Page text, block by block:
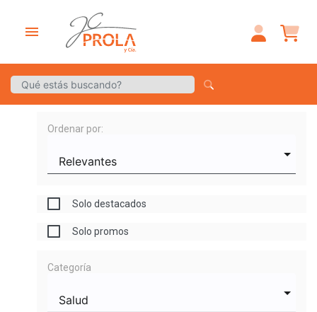
menu
Ordenar por:
Solo destacados
Solo promos
Categoría